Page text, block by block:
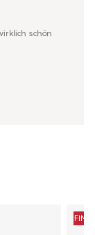
schön